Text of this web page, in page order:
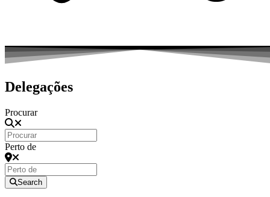
Delegações
Procurar
Perto de
Search